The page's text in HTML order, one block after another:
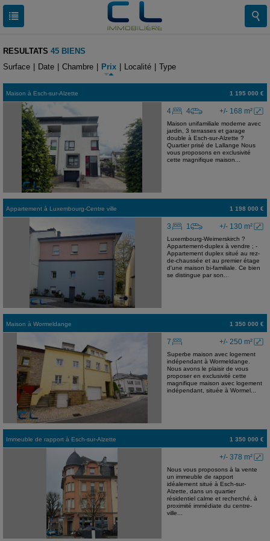
RESULTATS 45 BIENS
Surface
Date Chambre Prix Localité Type
Maison à Esch-sur-Alzette 1 195 000 €
+/- 168 m²
4 4
Maison unifamiliale moderne avec
jardin, 3 terrasses et garage
double à Esch-sur-Alzette ?
Quartier prisé de Lallange Nous
vous proposons en exclusivité
cette magnifique maison...
Appartement à Luxembourg-Centre ville 1 198 000 €
+/- 130 m²
3 1
Luxembourg-Weimerskirch ?
Appartement-duplex à vendre ; -
Appartement duplex situé au rez-
de-chaussée et au premier étage
d'une maison bi-familiale. Ce bien
se distingue par son...
Maison à Wormeldange 1 350 000 €
+/- 250 m²
7
Superbe maison avec logement
indépendant à Wormeldange.
Nous avons le plaisir de vous
proposer en exclusivité cette
magnifique maison avec logement
indépendant, située à Wormel...
Immeuble de rapport à Esch-sur-Alzette 1 350 000 €
+/- 378 m²
Nous vous proposons à la vente
un immeuble de rapport
idéalement situé à Esch-sur-
Alzette, dans un quartier
résidentiel calme et recherché, à
proximité immédiate du centre-
ville...